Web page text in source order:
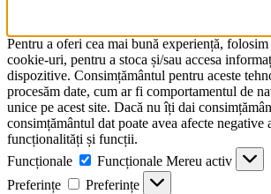
Pentru a oferi cea mai bună experiență,
cookie-uri, pentru a stoca și/sau accesa
dispozitive. Consimțământul pentru aceste
procesăm date, cum ar fi comportamentul de
unice pe acest site. Dacă nu îți dai
consimțământul dat poate avea afecte negative
funcționalități și funcții.
Funcționale
Funcționale Mereu activ
Preferințe
Preferințe